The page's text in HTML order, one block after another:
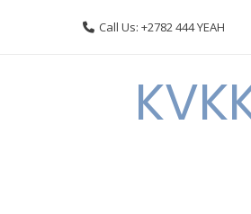
Call Us: +2782 444 YEAH